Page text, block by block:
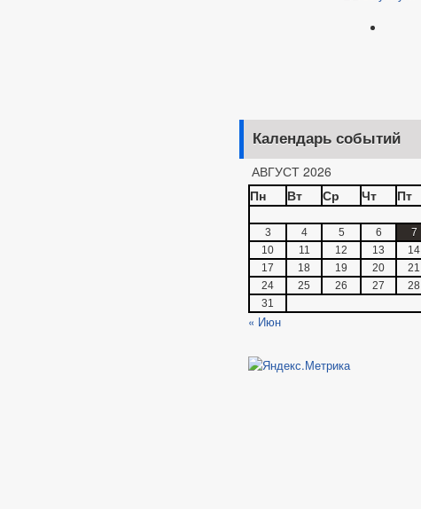
Календарь событий
АВГУСТ 2026
Пн
Вт Ср Чт Пт
3
4 5 6 7
10
11 12 13 14
17
18 19 20 21
24
25 26 27 28
31
« Июн